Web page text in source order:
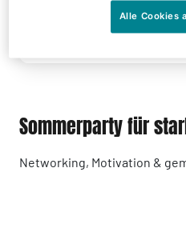
Sommerparty für
Networking, Motivation &
Alle Cookies